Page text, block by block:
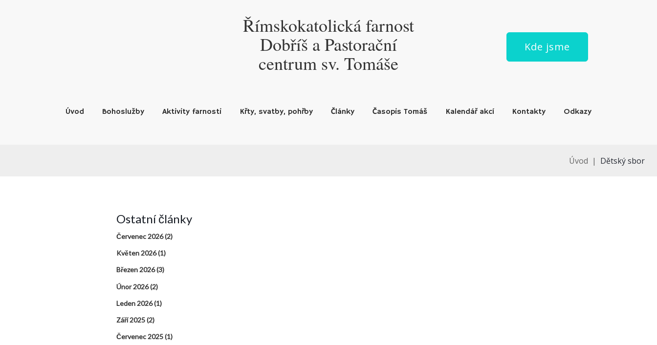
Římskokatolická farnost
Dobříš a Pastorační
centrum sv. Tomáše
Kde jsme
Úvod Bohoslužby Aktivity farnosti Křty, svatby, pohřby Články Časopis Tomáš Kalendář akcí Kontakty Odkazy
Úvod | Dětský sbor
Ostatní články
Červenec 2026(2)
Květen 2026(1)
Březen 2026(3)
Únor 2026(2)
Leden 2026(1)
Září 2025(2)
Červenec 2025(1)